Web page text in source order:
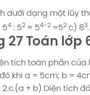
dưới dạng một lũy
54 : 52 = 54-2 =52 c) 83
27 Toán lớp
tích toàn phần của
khi a = 5cm; b =
+ b) Diện tích